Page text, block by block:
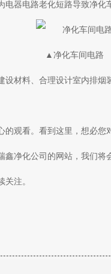
器电路老化短路导致净化
▲净化车间电路
材料、合理设计室内排
的观看。看到这里，想必您
净化公司的网站，我们
注。